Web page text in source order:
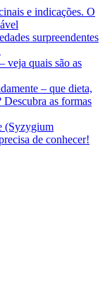
e indicações. O
surpreendentes
veja quais são as
– que dieta,
Descubra as formas
(Syzygium
de conhecer!